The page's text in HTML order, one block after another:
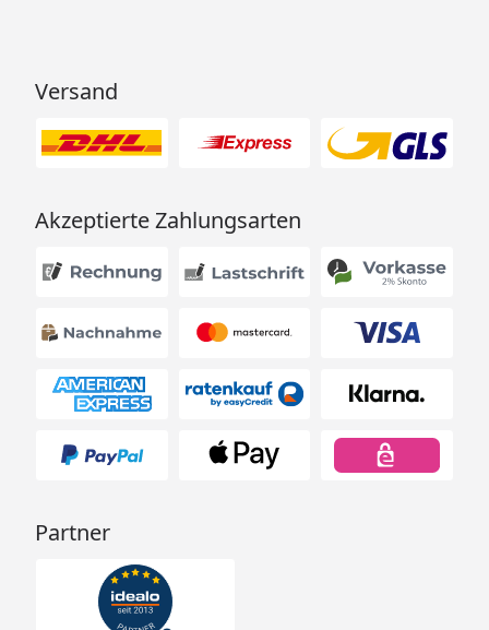
Versand
Akzeptierte Zahlungsarten
Partner